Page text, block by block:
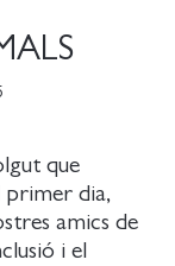
que
primer dia,
amics de
i el